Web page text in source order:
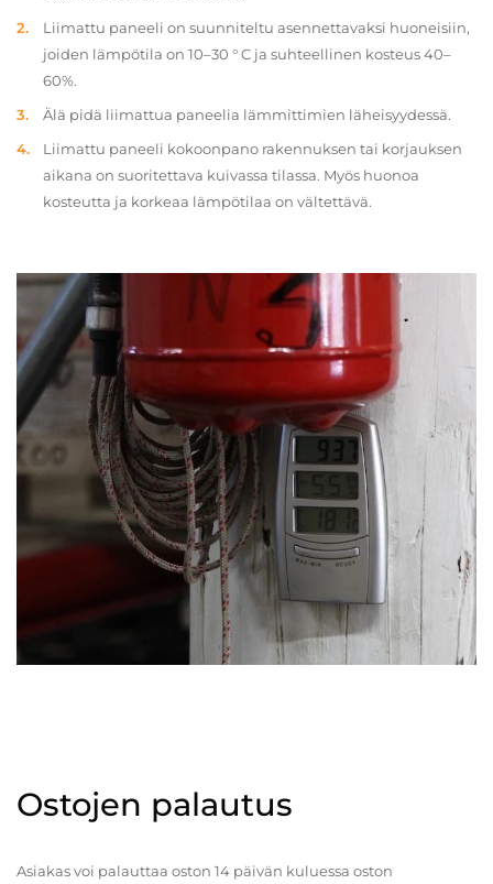
Liimattu paneeli on suunniteltu asennettavaksi huoneisiin,
joiden lämpötila on 10–30 ° C ja suhteellinen kosteus 40–
60%.
Älä pidä liimattua paneelia lämmittimien läheisyydessä.
Liimattu paneeli kokoonpano rakennuksen tai korjauksen
aikana on suoritettava kuivassa tilassa. Myös huonoa
kosteutta ja korkeaa lämpötilaa on vältettävä.
Ostojen palautus
Asiakas voi palauttaa oston 14 päivän kuluessa oston